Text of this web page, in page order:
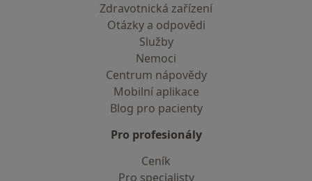
Zdravotnická zařízení
Otázky a odpovědi
Služby
Nemoci
Centrum nápovědy
Mobilní aplikace
Blog pro pacienty
Pro profesionály
Ceník
Pro specialisty